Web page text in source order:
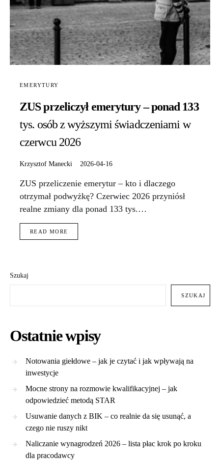
EMERYTURY
ZUS przeliczył emerytury – ponad 133
tys. osób z wyższymi świadczeniami w
czerwcu 2026
Krzysztof Manecki 2026-04-16
ZUS przeliczenie emerytur – kto i dlaczego
otrzymał podwyżkę? Czerwiec 2026 przyniósł
realne zmiany dla ponad 133 tys.…
READ MORE
Szukaj
SZUKAJ
Ostatnie wpisy
Notowania giełdowe – jak je czytać i jak wpływają na
inwestycje
Mocne strony na rozmowie kwalifikacyjnej – jak
odpowiedzieć metodą STAR
Usuwanie danych z BIK – co realnie da się usunąć, a
czego nie ruszy nikt
Naliczanie wynagrodzeń 2026 – lista płac krok po kroku
dla pracodawcy